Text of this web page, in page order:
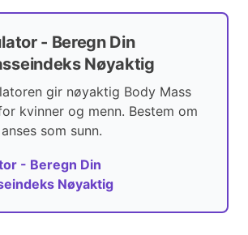
- Beregn Din
Nøyaktig
gir nøyaktig Body Mass
kvinner og menn. Bestem om
som sunn.
- Beregn Din
Nøyaktig